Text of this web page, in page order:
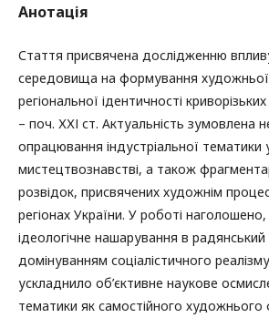
Анотація
Стаття присвячена дослідженню
середовища на формування
регіональної ідентичності
– поч. ХХІ ст. Актуальність зумовлена
опрацювання індустріальної тематики
мистецтвознавстві, а також
розвідок, присвячених художнім
регіонах України. У роботі
ідеологічне нашарування в
домінуванням соціалістичного
ускладнило об’єктивне наукове
тематики як самостійного